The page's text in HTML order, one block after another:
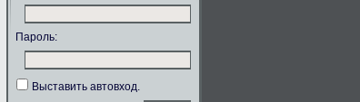
Пароль:
Выставить автовход.